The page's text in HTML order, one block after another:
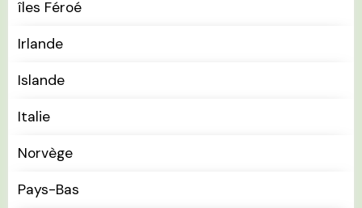
îles Féroé
Irlande
Islande
Italie
Norvège
Pays-Bas